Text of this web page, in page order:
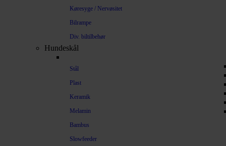
Køresyge / Nervøsitet
Bilrampe
Div. biltilbehør
Hundeskål
Stål
Plast
Keramik
Melamin
Bambus
Slowfeeder